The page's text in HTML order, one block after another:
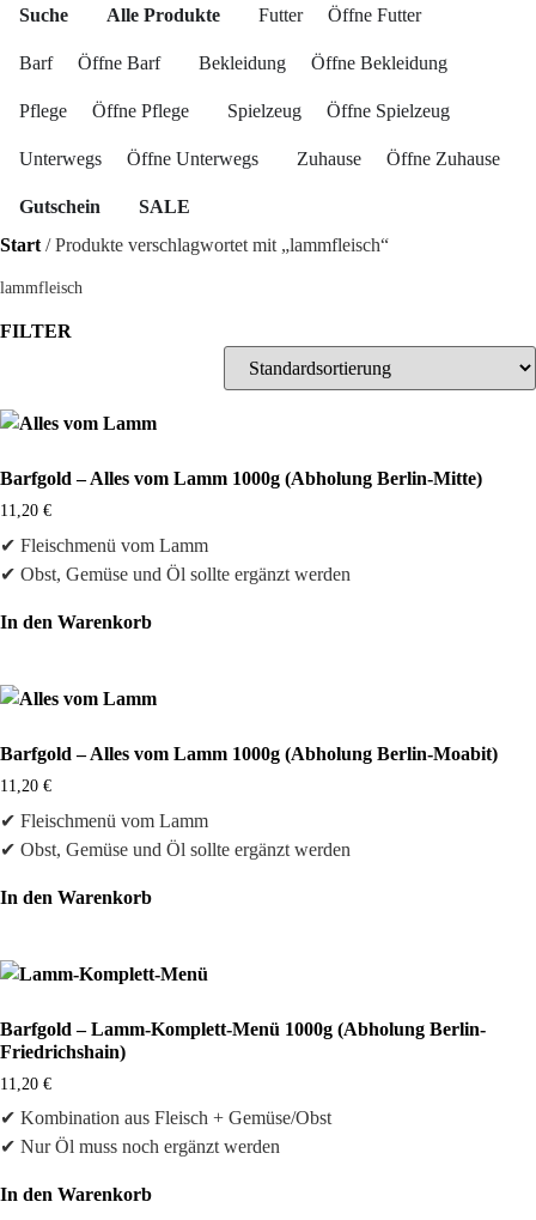
Suche Alle Produkte Futter Öffne Futter
Barf Öffne Barf Bekleidung Öffne Bekleidung
Pflege Öffne Pflege Spielzeug Öffne Spielzeug
Unterwegs Öffne Unterwegs Zuhause Öffne Zuhause
Gutschein
SALE
Start / Produkte verschlagwortet mit „lammfleisch“
lammfleisch
FILTER
Barfgold – Alles vom Lamm 1000g (Abholung Berlin-Mitte)
11,20 €
✔ Fleischmenü vom Lamm
✔ Obst, Gemüse und Öl sollte ergänzt werden
In den Warenkorb
Barfgold – Alles vom Lamm 1000g (Abholung Berlin-Moabit)
11,20 €
✔ Fleischmenü vom Lamm
✔ Obst, Gemüse und Öl sollte ergänzt werden
In den Warenkorb
Barfgold – Lamm-Komplett-Menü 1000g (Abholung Berlin-
Friedrichshain)
11,20 €
✔ Kombination aus Fleisch + Gemüse/Obst
✔ Nur Öl muss noch ergänzt werden
In den Warenkorb